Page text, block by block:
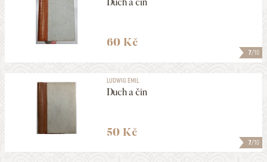
7/10
60 Kč
7/10
LUDWIG EMIL
Duch a čin
50 Kč